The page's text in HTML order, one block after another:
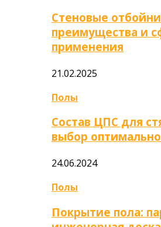
Стеновые
преимущества и
применения
21.02.2025
Полы
Состав ЦПС для
выбор
24.06.2024
Полы
Покрытие пола: